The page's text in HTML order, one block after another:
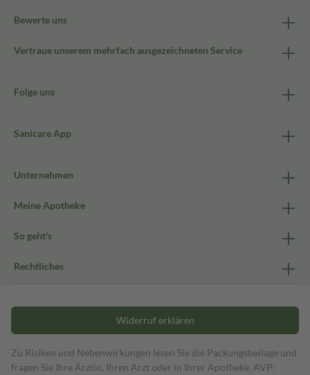
Bewerte uns
Vertraue unserem mehrfach ausgezeichneten Service
Folge uns
Sanicare App
Unternehmen
Meine Apotheke
So geht's
Rechtliches
Widerruf erklären
Zu Risiken und Nebenwirkungen lesen Sie die Packungsbeilage und
fragen Sie Ihre Ärztin, Ihren Arzt oder in Ihrer Apotheke. AVP: